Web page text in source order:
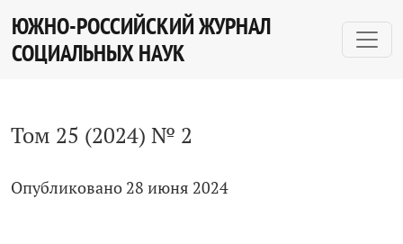
Том 25 № 2 (2024)
ЮЖНО-РОССИЙСКИЙ ЖУРНАЛ
СОЦИАЛЬНЫХ НАУК
Том 25 (2024) № 2
Опубликовано 28 июня 2024